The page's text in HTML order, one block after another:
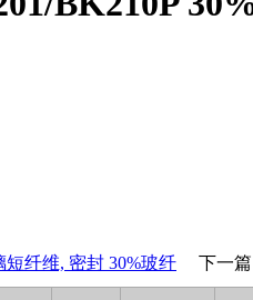
短纤维, 密封 30%玻纤 下一篇